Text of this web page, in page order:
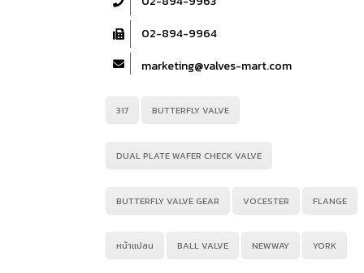
02-894-9964
marketing@valves-mart.com
317 BUTTERFLY VALVE
DUAL PLATE WAFER CHECK VALVE
BUTTERFLY VALVE GEAR VOCESTER FLANGE
หน้าแปลน BALL VALVE NEWWAY YORK